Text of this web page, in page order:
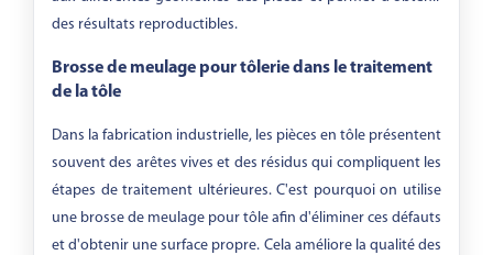
des résultats reproductibles.
Brosse de meulage pour tôlerie dans le traitement
de la tôle
Dans la fabrication industrielle, les pièces en tôle présentent
souvent des arêtes vives et des résidus qui compliquent les
étapes de traitement ultérieures. C'est pourquoi on utilise
une brosse de meulage pour tôle afin d'éliminer ces défauts
et d'obtenir une surface propre. Cela améliore la qualité des